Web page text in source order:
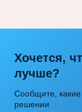
Хочется,
лучше?
Сообщите,
решении